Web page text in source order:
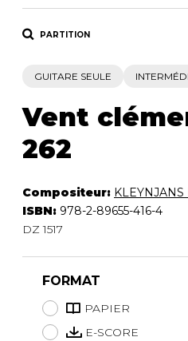
PARTITION
GUITARE SEULE
Vent
262
Compositeur: KLEYNJANS
ISBN: 978-2-89655-416-4
DZ 1517
FORMAT
PAPIER
E-SCORE